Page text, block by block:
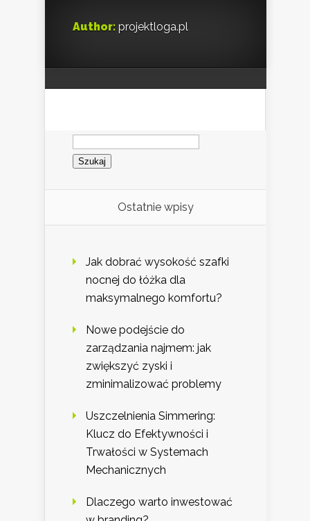
Author: projektloga.pl
Szukaj:
Ostatnie wpisy
Jak dobrać wysokość szafki
nocnej do łóżka dla
maksymalnego komfortu?
Nowe podejście do
zarządzania najmem: jak
zwiększyć zyski i
zminimalizować problemy
Uszczelnienia Simmering:
Klucz do Efektywności i
Trwałości w Systemach
Mechanicznych
Dlaczego warto inwestować